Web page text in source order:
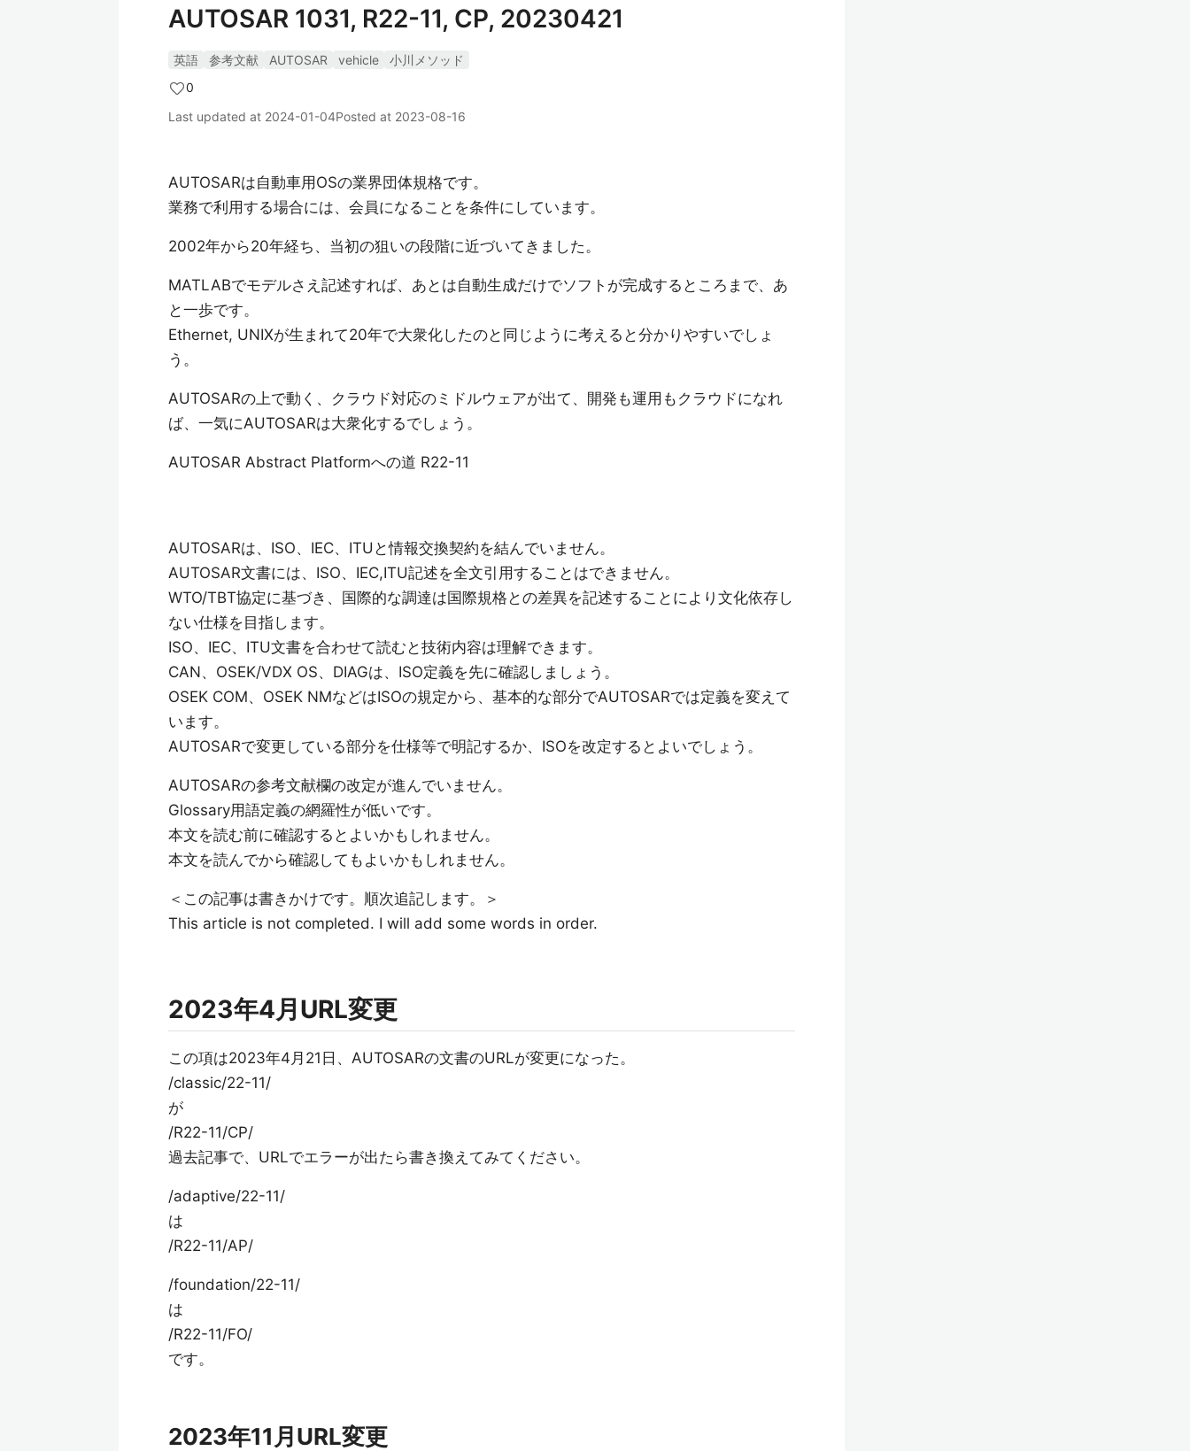
AUTOSAR 1031, R22-11, CP, 20230421
英語 参考文献 AUTOSAR vehicle
小川メソッド
0
Last updated at 2024-01-04Posted at 2023-08-16
AUTOSARは自動車用OSの業界団体規格です。
業務で利用する場合には、会員になることを条件にしています。
2002年から20年経ち、当初の狙いの段階に近づいてきました。
MATLABでモデルさえ記述すれば、あとは自動生成だけでソフトが完成するところまで、あ
と一歩です。
Ethernet, UNIXが生まれて20年で大衆化したのと同じように考えると分かりやすいでしょ
う。
AUTOSARの上で動く、クラウド対応のミドルウェアが出て、開発も運用もクラウドになれ
ば、一気にAUTOSARは大衆化するでしょう。
AUTOSAR Abstract Platformへの道 R22-11
AUTOSARは、ISO、IEC、ITUと情報交換契約を結んでいません。
AUTOSAR文書には、ISO、IEC,ITU記述を全文引用することはできません。
WTO/TBT協定に基づき、国際的な調達は国際規格との差異を記述することにより文化依存し
ない仕様を目指します。
ISO、IEC、ITU文書を合わせて読むと技術内容は理解できます。
CAN、OSEK/VDX OS、DIAGは、ISO定義を先に確認しましょう。
OSEK COM、OSEK NMなどはISOの規定から、基本的な部分でAUTOSARでは定義を変えて
います。
AUTOSARで変更している部分を仕様等で明記するか、ISOを改定するとよいでしょう。
AUTOSARの参考文献欄の改定が進んでいません。
Glossary用語定義の網羅性が低いです。
本文を読む前に確認するとよいかもしれません。
本文を読んでから確認してもよいかもしれません。
＜この記事は書きかけです。順次追記します。＞
This article is not completed. I will add some words in order.
2023年4月URL変更
この項は2023年4月21日、AUTOSARの文書のURLが変更になった。
/classic/22-11/
が
/R22-11/CP/
過去記事で、URLでエラーが出たら書き換えてみてください。
/adaptive/22-11/
は
/R22-11/AP/
/foundation/22-11/
は
/R22-11/FO/
です。
2023年11月URL変更